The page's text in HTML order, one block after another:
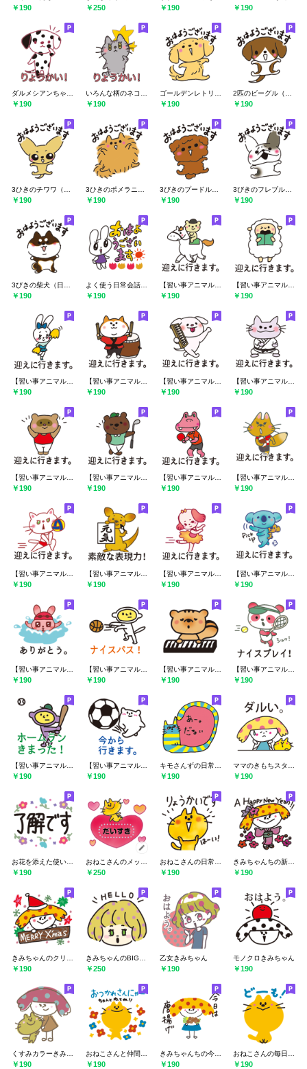
￥190 ￥250 ￥190 ￥190
￥190 ￥190 ￥190 ￥190
￥190 ￥190
3びきのプードル（日常・あいさつ）
￥190 ￥190
3びきの柴犬（日常・あいさつ）
￥190
よく使う日常会話 動物編
￥190
【習い事アニマル・くま】馬術
￥190
【習い事アニマル・ひつじ】合唱
￥190
￥190
【習い事アニマル・柴犬】和太鼓
￥190
【習い事アニマル・いぬ】そろばん
￥190 ￥190
￥190
【習い事アニマル・クマ】ゴルフ
￥190
【習い事アニマル・カバ】卓球
￥190 ￥190
￥190
【習い事アニマル・カンガルー】書道
￥190
【習い事アニマル・いぬ】バレエ
￥190 ￥190
【習い事アニマル・うさぎ】スイミング
￥190
【習い事アニマル・さる】バスケ
￥190
【習い事アニマル・りす】ピアノ
￥190
【習い事アニマル・パンダ】テニス
￥190
￥190
【習い事アニマル・くま】サッカー
￥190 ￥190 ￥190
￥190 ￥250 ￥190 ￥190
￥190 ￥250
乙女きみちゃん
￥190
モノクロきみちゃん
￥190
くすみカラーきみちゃんち
￥190
おねこさんと仲間たちの日常スタンプ
￥190
きみちゃんちの今日の献立
￥190
おねこさんの毎日スタンプ
￥190